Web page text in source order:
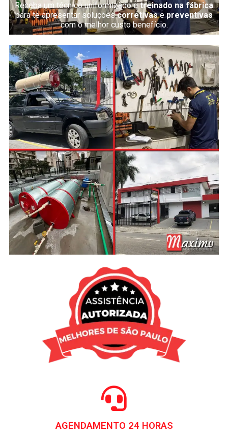
Receba um técnico uniformizado etreinado na fábrica
para te apresentar soluçõescorretivasepreventivas
com o melhor custo benefício.
AGENDAMENTO 24 HORAS